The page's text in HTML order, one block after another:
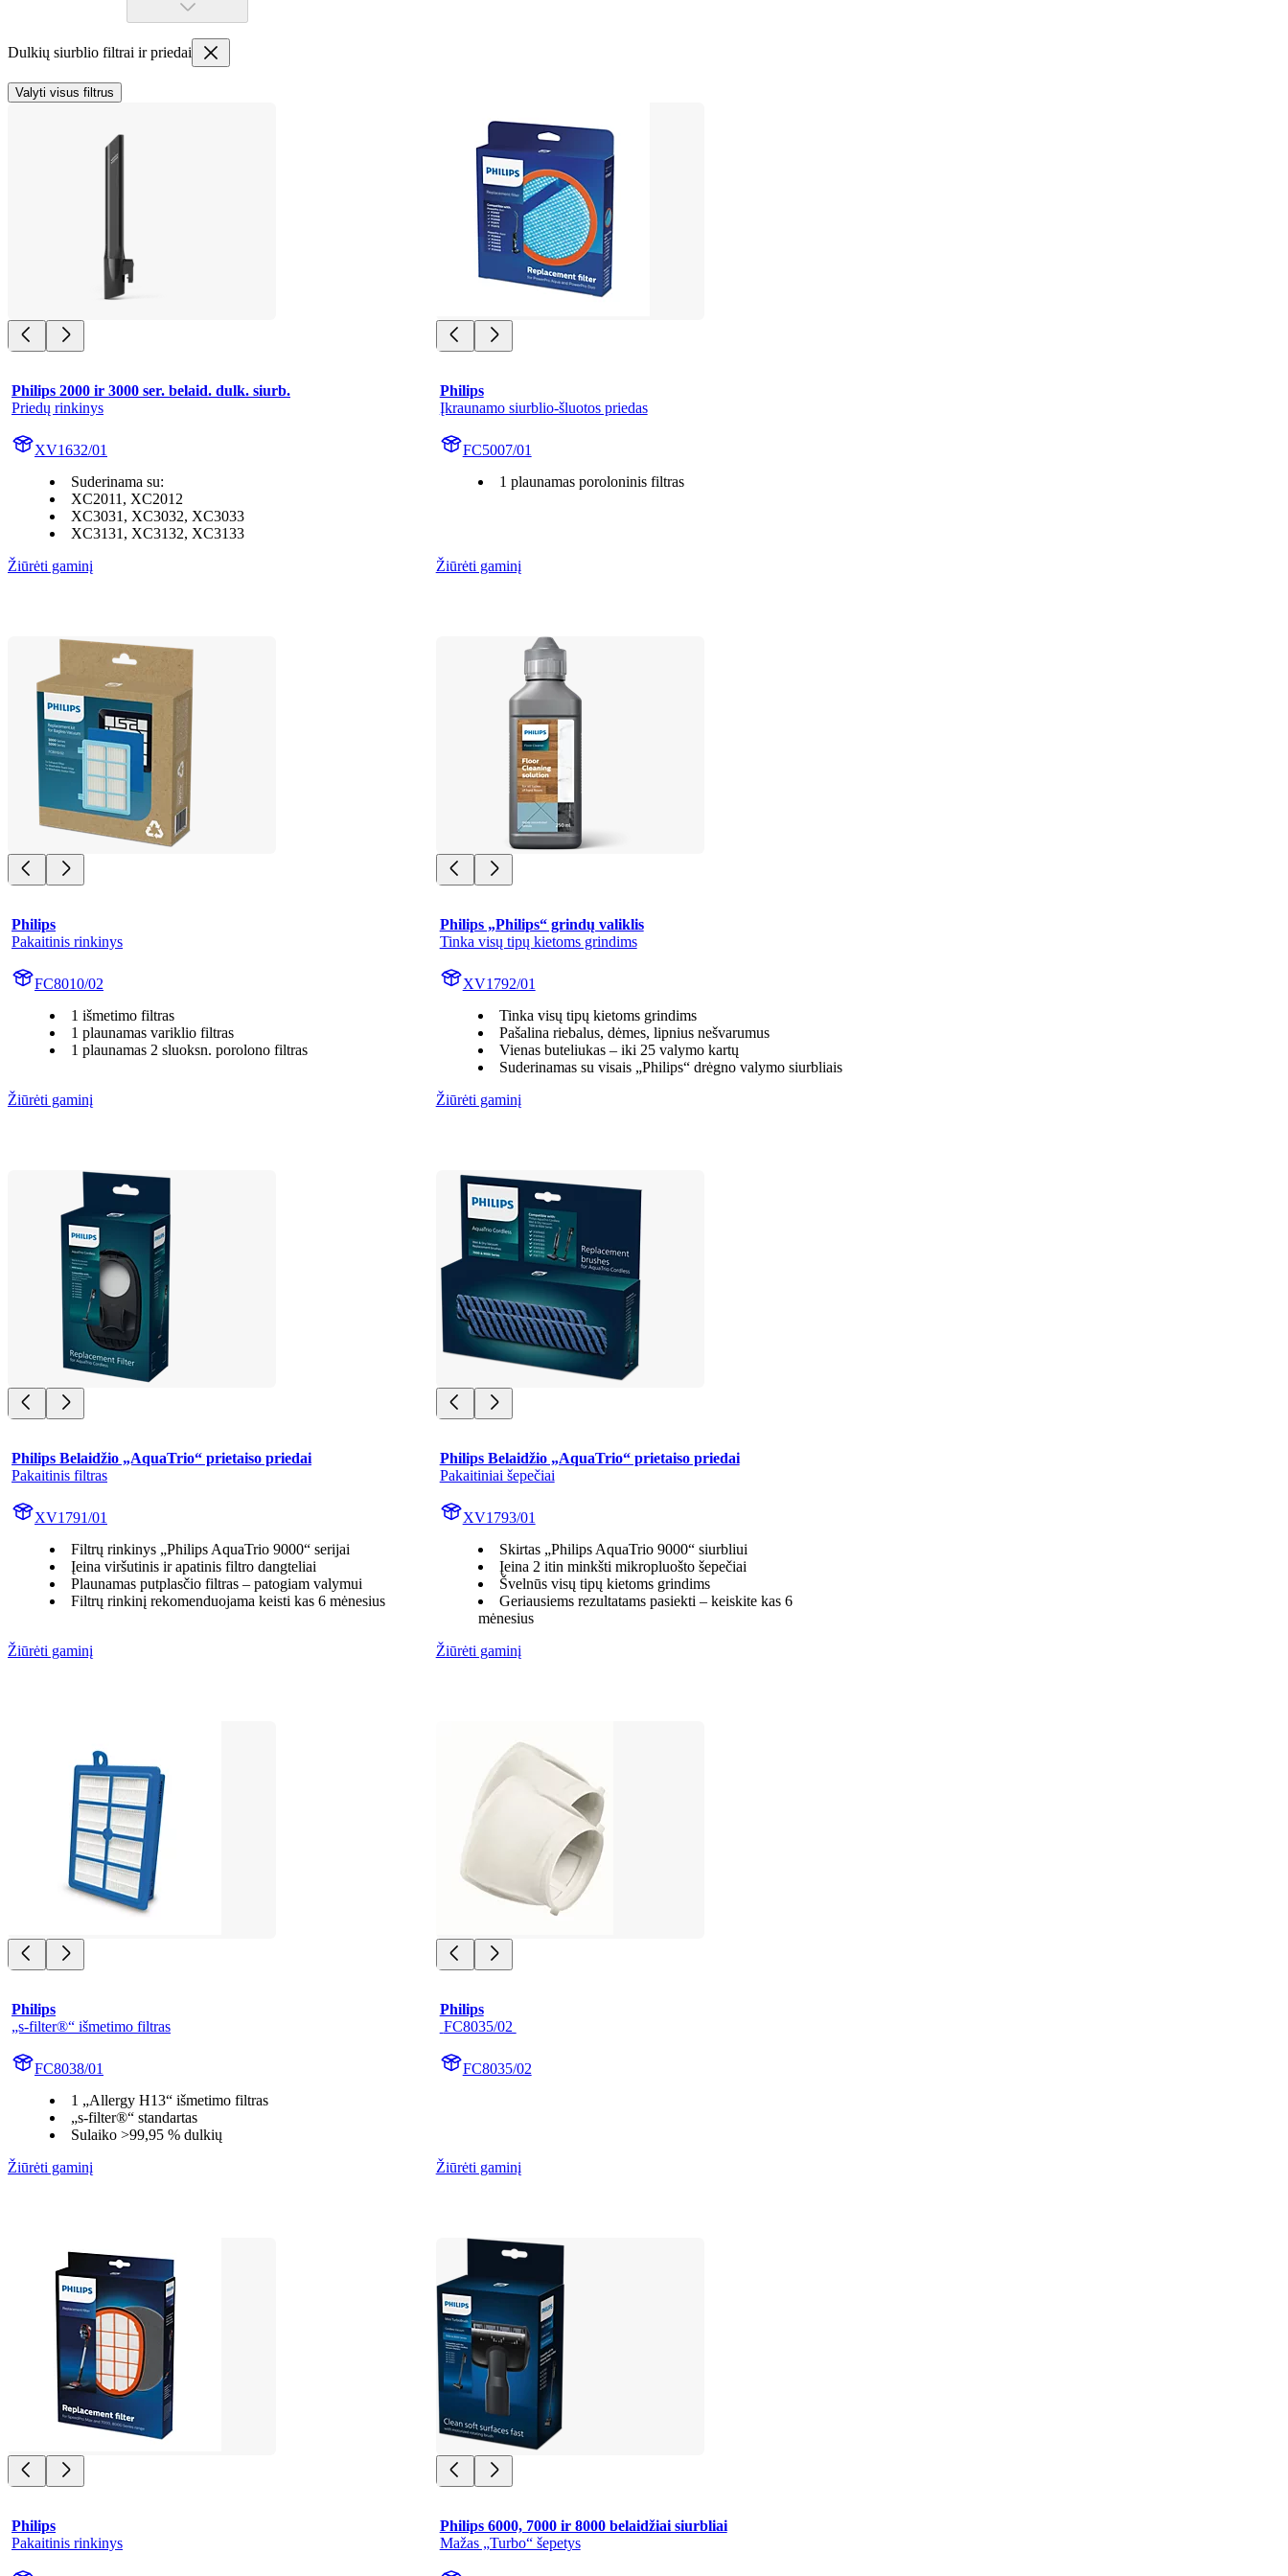
Dulkių siurblio filtrai ir priedai
Valyti visus filtrus
Philips 2000 ir 3000 ser. belaid. dulk. siurb.
Priedų rinkinys
XV1632/01
Suderinama su:
XC2011, XC2012
XC3031, XC3032, XC3033
XC3131, XC3132, XC3133
Žiūrėti gaminį
Philips
Įkraunamo siurblio-šluotos priedas
FC5007/01
1 plaunamas poroloninis filtras
Žiūrėti gaminį
Philips
Pakaitinis rinkinys
FC8010/02
1 išmetimo filtras
1 plaunamas variklio filtras
1 plaunamas 2 sluoksn. porolono filtras
Žiūrėti gaminį
Philips „Philips“ grindų valiklis
Tinka visų tipų kietoms grindims
XV1792/01
Tinka visų tipų kietoms grindims
Pašalina riebalus, dėmes, lipnius nešvarumus
Vienas buteliukas – iki 25 valymo kartų
Suderinamas su visais „Philips“ drėgno valymo siurbliais
Žiūrėti gaminį
Philips Belaidžio „AquaTrio“ prietaiso priedai
Pakaitinis filtras
XV1791/01
Filtrų rinkinys „Philips AquaTrio 9000“ serijai
Įeina viršutinis ir apatinis filtro dangteliai
Plaunamas putplasčio filtras – patogiam valymui
Filtrų rinkinį rekomenduojama keisti kas 6 mėnesius
Žiūrėti gaminį
Philips Belaidžio „AquaTrio“ prietaiso priedai
Pakaitiniai šepečiai
XV1793/01
Skirtas „Philips AquaTrio 9000“ siurbliui
Įeina 2 itin minkšti mikropluošto šepečiai
Švelnūs visų tipų kietoms grindims
Geriausiems rezultatams pasiekti – keiskite kas 6
mėnesius
Žiūrėti gaminį
Philips
„s-filter®“ išmetimo filtras
FC8038/01
1 „Allergy H13“ išmetimo filtras
„s-filter®“ standartas
Sulaiko >99,95 % dulkių
Žiūrėti gaminį
Philips
FC8035/02
FC8035/02
Žiūrėti gaminį
Philips
Pakaitinis rinkinys
Philips 6000, 7000 ir 8000 belaidžiai siurbliai
Mažas „Turbo“ šepetys